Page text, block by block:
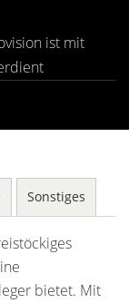
ist mit
Sonstiges
bietet. Mit